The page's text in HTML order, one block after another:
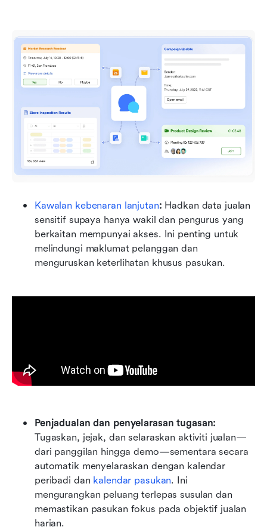
Kawalan kebenaran lanjutan: Hadkan data jualan
sensitif supaya hanya wakil dan pengurus yang
berkaitan mempunyai akses. Ini penting untuk
melindungi maklumat pelanggan dan
menguruskan keterlihatan khusus pasukan.
Penjadualan dan penyelarasan tugasan:
Tugaskan, jejak, dan selaraskan aktiviti jualan—
dari panggilan hingga demo—sementara secara
automatik menyelaraskan dengan kalendar
peribadi dan kalendar pasukan. Ini
mengurangkan peluang terlepas susulan dan
memastikan pasukan fokus pada objektif jualan
harian.